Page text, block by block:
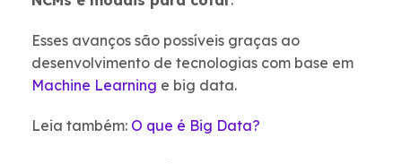
Esses avanços são possíveis graças ao
desenvolvimento de tecnologias com base em
Machine Learning e big data.
Leia também: O que é Big Data?